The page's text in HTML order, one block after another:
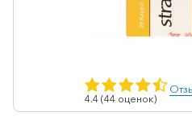
Гематологические
4.4 (44 оценок)